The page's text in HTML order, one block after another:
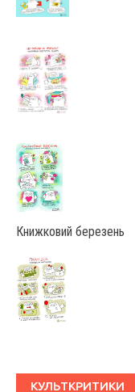
Книжковий березень
КУЛЬТКРИТИКИ